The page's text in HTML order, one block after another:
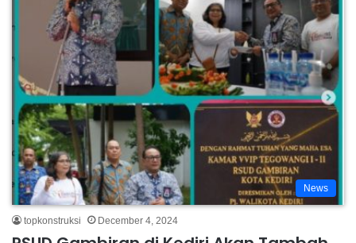
News
topkonstruksi December 4, 2024